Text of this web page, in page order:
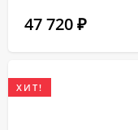
47 720 ₽
ХИТ!